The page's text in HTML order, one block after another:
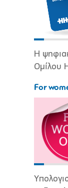
Η
Ομίλου
For